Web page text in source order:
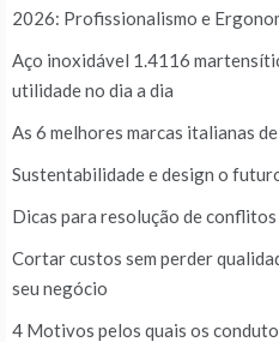
2026: Profissionalismo e
Aço inoxidável 1.4116
utilidade no dia a dia
As 6 melhores marcas italianas
Sustentabilidade e design o
Dicas para resolução de
Cortar custos sem perder
seu negócio
4 Motivos pelos quais os